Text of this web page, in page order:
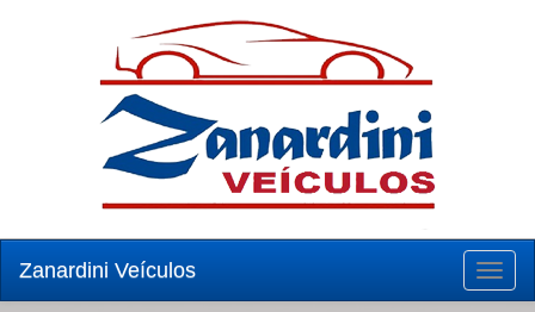
Zanardini Veículos